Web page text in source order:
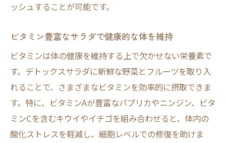
ッシュすることが可能です。
ビタミン豊富なサラダで健康的な体を維持
ビタミンは体の健康を維持する上で欠かせない栄養素で
す。デトックスサラダに新鮮な野菜とフルーツを取り入
れることで、さまざまなビタミンを効率的に摂取できま
す。特に、ビタミンAが豊富なパプリカやニンジン、ビタ
ミンCを含むキウイやイチゴを組み合わせると、体内の
酸化ストレスを軽減し、細胞レベルでの修復を助けま